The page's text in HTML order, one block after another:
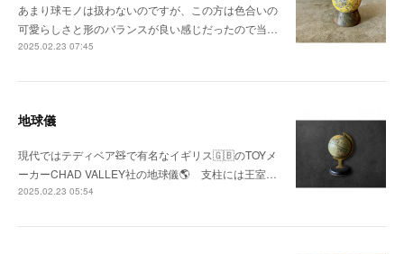
あまり球モノは扱わないのですが、この方は色合いの
可愛らしさと形のバランスが良い感じだったので当…
2025.02.23 07:45
地球儀
現代ではテディベア🧸で有名なイギリス🇬🇧のTOYメ
ーカーCHAD VALLEY社の地球儀🌎 支柱には王室…
2025.02.23 05:54